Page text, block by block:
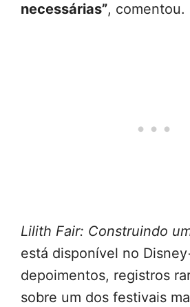
necessárias”, comentou.
Lilith Fair: Construindo
está disponível no
depoimentos, registros
sobre um dos festivais